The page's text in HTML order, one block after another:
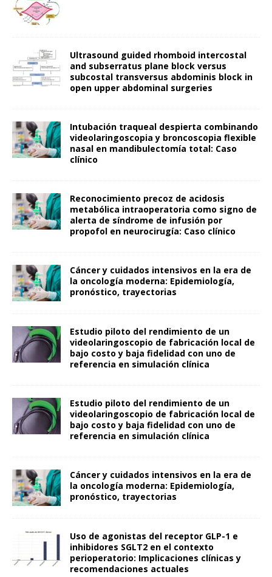
Ultrasound guided rhomboid intercostal
and subserratus plane block versus
subcostal transversus abdominis block in
open upper abdominal surgeries
Intubación traqueal despierta combinando
videolaringoscopia y broncoscopia flexible
nasal en mandibulectomía total: Caso
clínico
Reconocimiento precoz de acidosis
metabólica intraoperatoria como signo de
alerta de síndrome de infusión por
propofol en neurocirugía: Caso clínico
Cáncer y cuidados intensivos en la era de
la oncología moderna: Epidemiología,
pronóstico, trayectorias
Estudio piloto del rendimiento de un
videolaringoscopio de fabricación local de
bajo costo y baja fidelidad con uno de
referencia en simulación clínica
Estudio piloto del rendimiento de un
videolaringoscopio de fabricación local de
bajo costo y baja fidelidad con uno de
referencia en simulación clínica
Cáncer y cuidados intensivos en la era de
la oncología moderna: Epidemiología,
pronóstico, trayectorias
Uso de agonistas del receptor GLP-1 e
inhibidores SGLT2 en el contexto
perioperatorio: Implicaciones clínicas y
recomendaciones actuales